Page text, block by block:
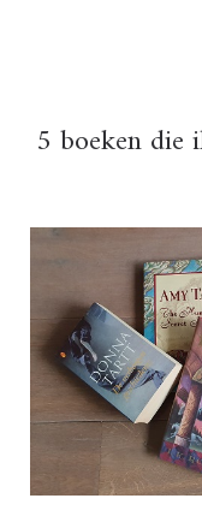
5 boeken die